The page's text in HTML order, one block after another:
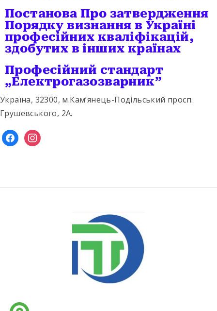
Постанова Про затвердження
Порядку визнання в Україні
професійних кваліфікацій,
здобутих в інших країнах
Професійний стандарт
„Електрогазозварник”
Україна, 32300, м.Кам’янець-Подільський просп.
Грушевського, 2А.